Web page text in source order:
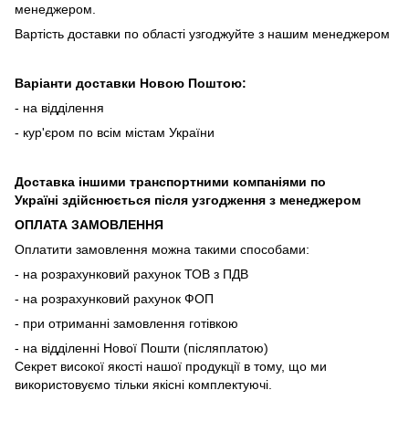
менеджером.
Вартість доставки по області узгоджуйте з нашим менеджером
Варіанти доставки Новою Поштою:
- на відділення
- кур'єром по всім містам України
Доставка іншими транспортними компаніями по
Україні здійснюється після узгодження з менеджером
ОПЛАТА ЗАМОВЛЕННЯ
Оплатити замовлення можна такими способами:
- на розрахунковий рахунок ТОВ з ПДВ
- на розрахунковий рахунок ФОП
- при отриманні замовлення готівкою
- на відділенні Нової Пошти (післяплатою)
Секрет високої якості нашої продукції в тому, що ми
використовуємо тільки якісні комплектуючі.